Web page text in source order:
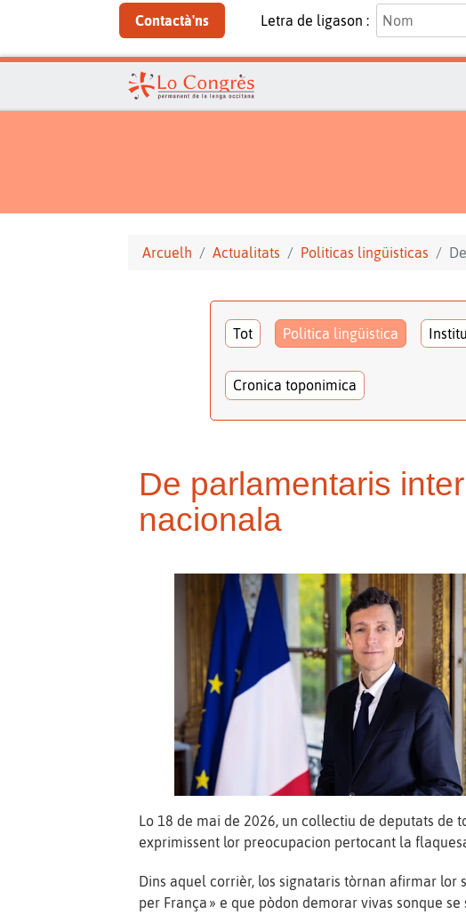
Contactà'ns Letra de ligason :
Arcuelh Actualitats Politicas lingüisticas
Tot Politica lingüistica
Cronica toponimica
De parlamentaris
nacionala
Lo 18 de mai de 2026, un collectiu de deputats
exprimissent lor preocupacion pertocant la
Dins aquel corrièr, los signataris tòrnan afirmar lor
per França » e que pòdon demorar vivas sonque